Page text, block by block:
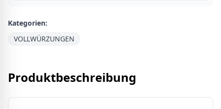
Kategorien:
VOLLWÜRZUNGEN
Produktbeschreibung